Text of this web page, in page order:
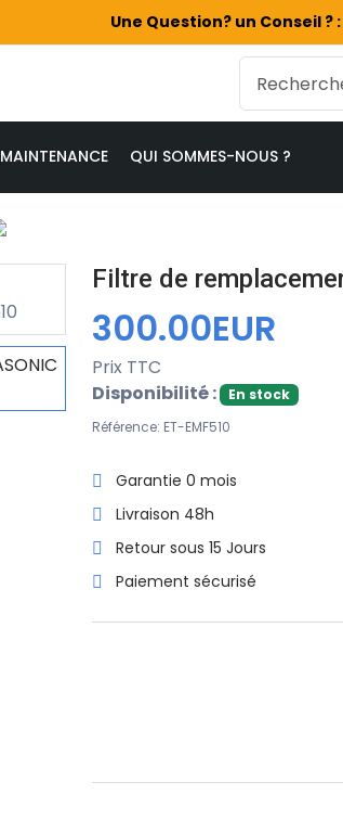
Une Question? un Conseil ? :
MAINTENANCE QUI SOMMES-NOUS ?
Filtre de
300.00EUR
Prix TTC
Disponibilité :
En stock
Référence: ET-EMF510
Garantie 0 mois
Livraison 48h
Retour sous 15 Jours
Paiement sécurisé